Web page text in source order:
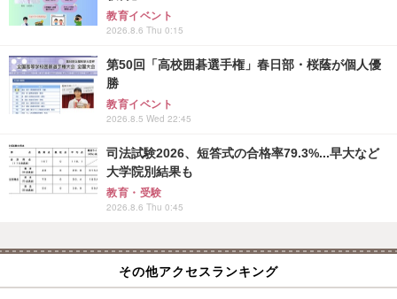
教育イベント
2026.8.6 Thu 0:15
第50回「高校囲碁選手権」春日部・桜蔭が個人優
勝
教育イベント
2026.8.5 Wed 22:45
司法試験2026、短答式の合格率79.3%...早大など
大学院別結果も
教育・受験
2026.8.6 Thu 0:45
その他アクセスランキング